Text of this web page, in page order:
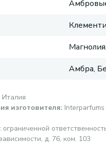
Амбра,
Италия
изготовителя:
д. 76, ком. 103